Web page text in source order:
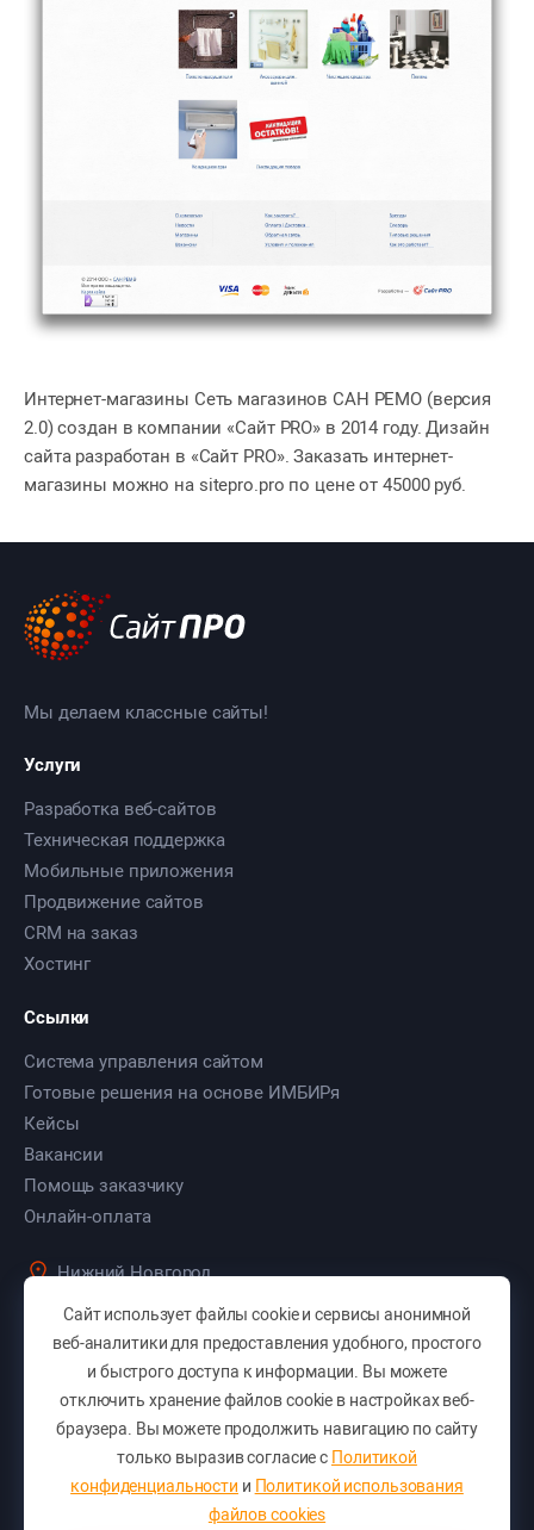
Интернет-магазины Сеть магазинов САН РЕМО (версия
2.0) создан в компании «Сайт PRO» в 2014 году. Дизайн
сайта разработан в «Сайт PRO». Заказать интернет-
магазины можно на sitepro.pro по цене от 45000 руб.
Мы делаем классные сайты!
Услуги
Разработка веб-сайтов
Техническая поддержка
Мобильные приложения
Продвижение сайтов
CRM на заказ
Хостинг
Ссылки
Система управления сайтом
Готовые решения на основе ИМБИРя
Кейсы
Вакансии
Помощь заказчику
Онлайн-оплата
Нижний Новгород
+7 (831) 283-46-50
+7 (831) 423-46-50
Вам перезвонить?
pro@sitepro.pro
Отправить заявку
Сайт использует файлы cookie и сервисы анонимной
веб-аналитики для предоставления удобного, простого
и быстрого доступа к информации. Вы можете
отключить хранение файлов cookie в настройках веб-
браузера. Вы можете продолжить навигацию по сайту
только выразив согласие с Политикой
конфиденциальности и Политикой использования
файлов cookies